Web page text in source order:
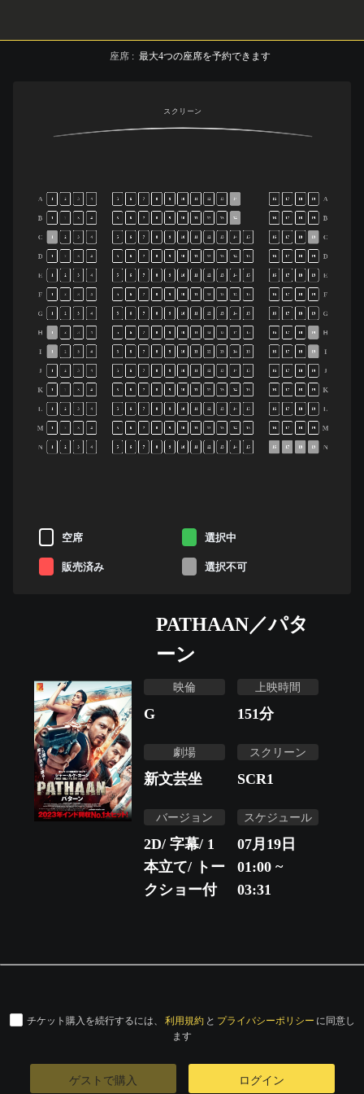
座席 : 最大4つの座席を予約できます
スクリーン
A
B
C
D
E
F
G
H
I
J
K
L
M
N
A
B
C
D
E
F
G
H
I
J
K
L
M
N
1 2 3 4 5 6 7 8 9 10 11 12 13 14 16 17 18 19
1 2 3 4 5 6 7 8 9 10 11 12 13 14 16 17 18 19
1 2 3 4 5 6 7 8 9 10 11 12 13 14 15 16 17 18 19
1 2 3 4 5 6 7 8 9 10 11 12 13 14 15 16 17 18 19
2 3 4 5 6 7 8 9 10 12 13 14 15 16 17 18 19
1 2 3 4 5 6 7 8 9 10 11 12 13 14 15 16 17 18 19
2 3 4 5 6 7 8 9 10 12 13 14 15 16 17 18 19
1 2 3 4 5 6 7 8 9 10 11 12 13 14 15 16 17 18 19
2 3 5 6 7 9 10 11 12 13 14 15 16 17 18
1 2 3 4 5 6 7 8 9 10 11 12 13 14 15 16 17 18 19
1 2 3 4 5 6 7 8 9 10 11 12 13 14 15 16 17 18 19
1 2 3 4 5 6 7 8 9 10 11 12 13 14 15 16 17 18 19
1 2 3 4 5 6 7 8 9 10 11 12 13 14 15 16 17 18 19
1 2 3 4 5 6 7 8 9 10 12 13 14 15 16 17 18 19
空席 選択中
販売済み 選択不可
PATHAAN／パタ
ーン
映倫
G
上映時間
151分
劇場
新文芸坐
スクリーン
SCR1
バージョン
2D/ 字幕/ 1
本立て/ トー
クショー付
スケジュール
07月19日
01:00 ~
03:31
チケット購入を続行するには、 利用規約 と プライバシーポリシー に同意し
ます
ゲストで購入 ログイン